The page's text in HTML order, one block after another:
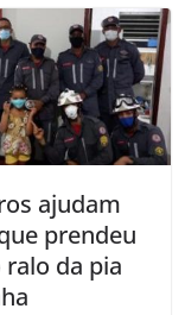
ajudam
prendeu
da pia